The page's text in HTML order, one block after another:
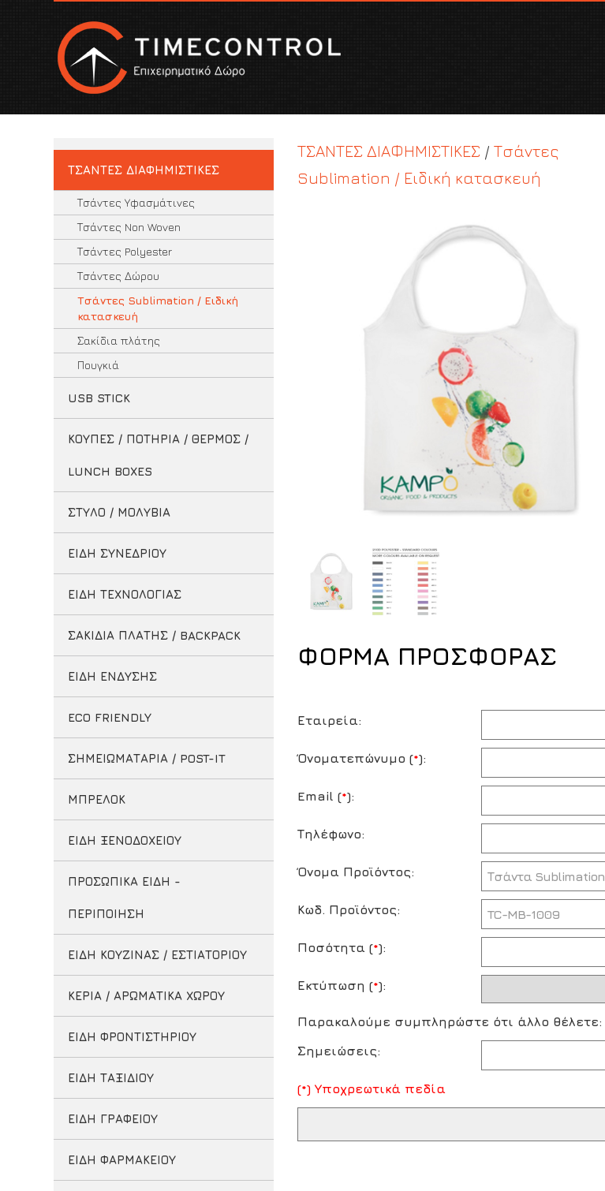
ΤΣΑΝΤΕΣ ΔΙΑΦΗΜΙΣΤΙΚΕΣ
Τσάντες Υφασμάτινες
Τσάντες Non Woven
Τσάντες Polyester
Τσάντες Δώρου
Τσάντες Sublimation / Ειδική
κατασκευή
Σακίδια πλάτης
Πουγκιά
USB STICK
ΚΟΥΠΕΣ / ΠΟΤΗΡΙΑ / ΘΕΡΜΟΣ /
LUNCH BOXES
ΣΤΥΛΟ / ΜΟΛΥΒΙΑ
ΕΙΔΗ ΣΥΝΕΔΡΙΟΥ
ΕΙΔΗ ΤΕΧΝΟΛΟΓΙΑΣ
ΣΑΚΙΔΙΑ ΠΛΑΤΗΣ / BACKPACK
ΕΙΔΗ ΕΝΔΥΣΗΣ
ECO FRIENDLY
ΣΗΜΕΙΩΜΑΤΑΡΙΑ / POST-IT
ΜΠΡΕΛΟΚ
ΕΙΔΗ ΞΕΝΟΔΟΧΕΙΟΥ
ΠΡΟΣΩΠΙΚΑ ΕΙΔΗ -
ΠΕΡΙΠΟΙΗΣΗ
ΕΙΔΗ ΚΟΥΖΙΝΑΣ / ΕΣΤΙΑΤΟΡΙΟΥ
ΚΕΡΙΑ / ΑΡΩΜΑΤΙΚΑ ΧΩΡΟΥ
ΕΙΔΗ ΦΡΟΝΤΙΣΤΗΡΙΟΥ
ΕΙΔΗ ΤΑΞΙΔΙΟΥ
ΕΙΔΗ ΓΡΑΦΕΙΟΥ
ΕΙΔΗ ΦΑΡΜΑΚΕΙΟΥ
ΤΣΑΝΤΕΣ ΔΙΑΦΗΜΙΣΤΙΚΕΣ /Τσάντες
Sublimation / Ειδική κατασκευή
ΦΟΡΜΑ ΠΡΟΣΦΟΡΑΣ
Εταιρεία:
Όνοματεπώνυμο (*):
Email (*):
Τηλέφωνο:
Όνομα Προϊόντος:
Κωδ. Προϊόντος:
Ποσότητα (*):
Εκτύπωση (*):
Παρακαλούμε συμπληρώστε ότι άλλο θέλετε:
Σημειώσεις:
(*) Υποχρεωτικά πεδία